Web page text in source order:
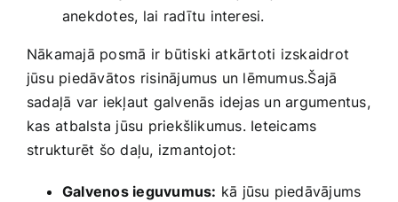
anekdotes, ⁤lai ‌radītu interesi.
Nākamajā posmā ir būtiski atkārtoti izskaidrot
jūsu piedāvātos risinājumus un lēmumus.Šajā
sadaļā var iekļaut galvenās idejas un argumentus,
kas⁣ atbalsta jūsu​ priekšlikumus. Ieteicams
strukturēt šo daļu, izmantojot:
Galvenos ieguvumus: kā jūsu piedāvājums